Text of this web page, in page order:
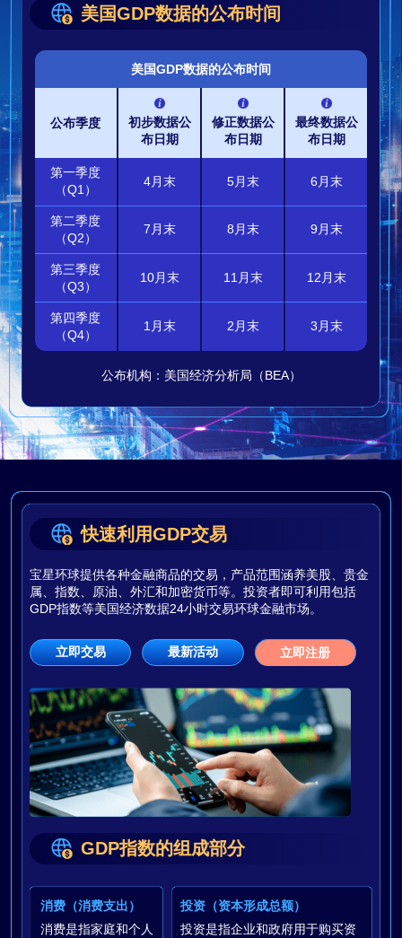
美国GDP数据的公布时间
美国GDP数据的公布时间
公布季度
初步数据公
布日期
修正数据公
布日期
最终数据公
布日期
第一季度
（Q1）
4月末 5月末 6月末
第二季度
（Q2）
7月末 8月末 9月末
第三季度
（Q3）
10月末 11月末 12月末
第四季度
（Q4）
1月末 2月末 3月末
公布机构：美国经济分析局（BEA）
快速利用GDP交易
宝星环球提供各种金融商品的交易，产品范围涵养美股、贵金
属、指数、原油、外汇和加密货币等。投资者即可利用包括
GDP指数等美国经济数据24小时交易环球金融市场。
立即交易 最新活动 立即注册
GDP指数的组成部分
消费（消费支出）
消费是指家庭和个人
投资（资本形成总额）
投资是指企业和政府用于购买资